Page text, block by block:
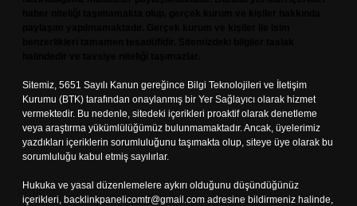
Sitemiz, 5651 Sayılı Kanun gereğince Bilgi Teknolojileri ve İletişim
Kurumu (BTK) tarafından onaylanmış bir Yer Sağlayıcı olarak hizmet
vermektedir. Bu nedenle, sitedeki içerikleri proaktif olarak denetleme
veya araştırma yükümlülüğümüz bulunmamaktadır. Ancak, üyelerimiz
yazdıkları içeriklerin sorumluluğunu taşımakta olup, siteye üye olarak bu
sorumluluğu kabul etmiş sayılırlar.
Hukuka ve yasal düzenlemelere aykırı olduğunu düşündüğünüz
içerikleri, backlinkpanelicomtr@gmail.com adresine bildirmeniz halinde,